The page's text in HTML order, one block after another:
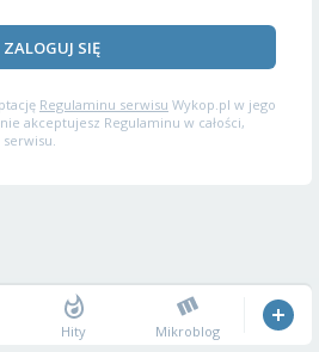
ZALOGUJ SIĘ
Regulaminu serwisu Wykop.pl w jego
akceptujesz Regulaminu w całości,
Hity Mikroblog